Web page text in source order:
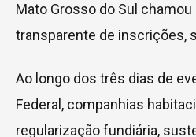
Mato Grosso do Sul
transparente de inscrições,
Ao longo dos três dias de
Federal, companhias
regularização fundiária,